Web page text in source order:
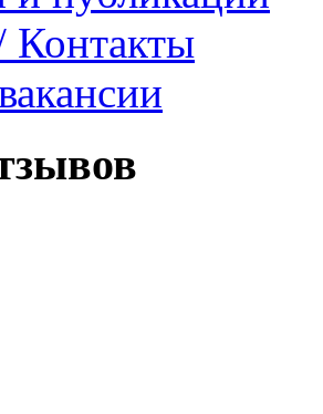
Контакты